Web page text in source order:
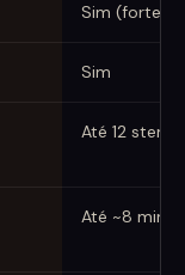
Sim (forte)
Sim
Até 12 stems
Até ~8